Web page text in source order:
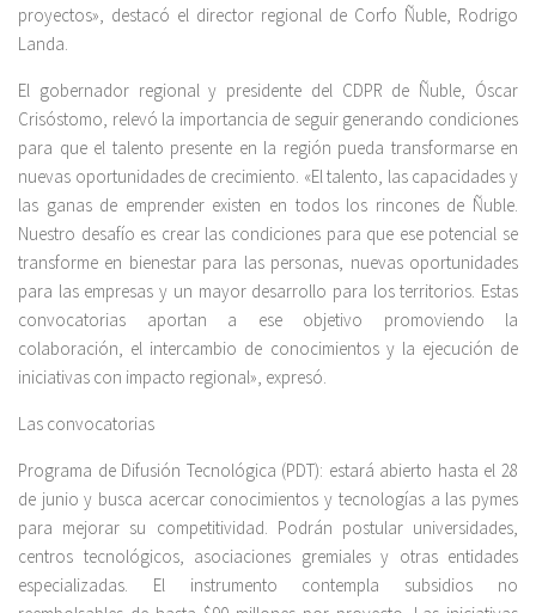
proyectos», destacó el director regional de Corfo Ñuble, Rodrigo
Landa.
El gobernador regional y presidente del CDPR de Ñuble, Óscar
Crisóstomo, relevó la importancia de seguir generando condiciones
para que el talento presente en la región pueda transformarse en
nuevas oportunidades de crecimiento. «El talento, las capacidades y
las ganas de emprender existen en todos los rincones de Ñuble.
Nuestro desafío es crear las condiciones para que ese potencial se
transforme en bienestar para las personas, nuevas oportunidades
para las empresas y un mayor desarrollo para los territorios. Estas
convocatorias aportan a ese objetivo promoviendo la
colaboración, el intercambio de conocimientos y la ejecución de
iniciativas con impacto regional», expresó.
Las convocatorias
Programa de Difusión Tecnológica (PDT): estará abierto hasta el 28
de junio y busca acercar conocimientos y tecnologías a las pymes
para mejorar su competitividad. Podrán postular universidades,
centros tecnológicos, asociaciones gremiales y otras entidades
especializadas. El instrumento contempla subsidios no